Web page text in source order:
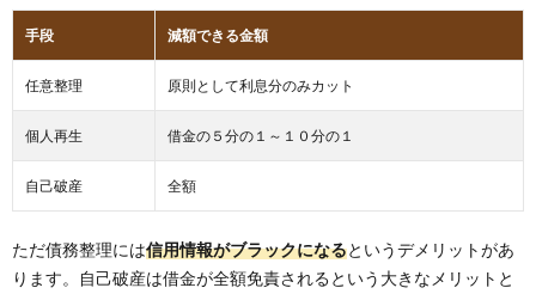
手段 減額できる金額
任意整理 原則として利息分のみカット
個人再生 借金の５分の１～１０分の１
自己破産 全額
ただ債務整理には信用情報がブラックになるというデメリットがあ
ります。自己破産は借金が全額免責されるという大きなメリットと